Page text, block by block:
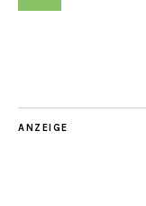
ANZEIGE